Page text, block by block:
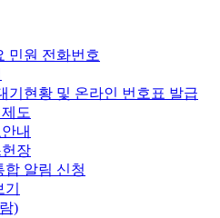
민원 전화번호
기현황 및 온라인 번호표 발급
도
내
장
합 알림 신청
)